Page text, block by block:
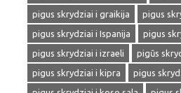
pigus skrydziai i graikija
pigus
pigus skrydziai i Ispanija
pigus
pigus skrydziai i izraeli
pigūs
pigus skrydziai i kipra
pigus